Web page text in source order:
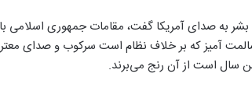
به صدای آمریکا گفت، مقامات جمهوری اسلامی
آمیز که بر خلاف نظام است سرکوب و صدای
سال است از آن رنج می‌برند.